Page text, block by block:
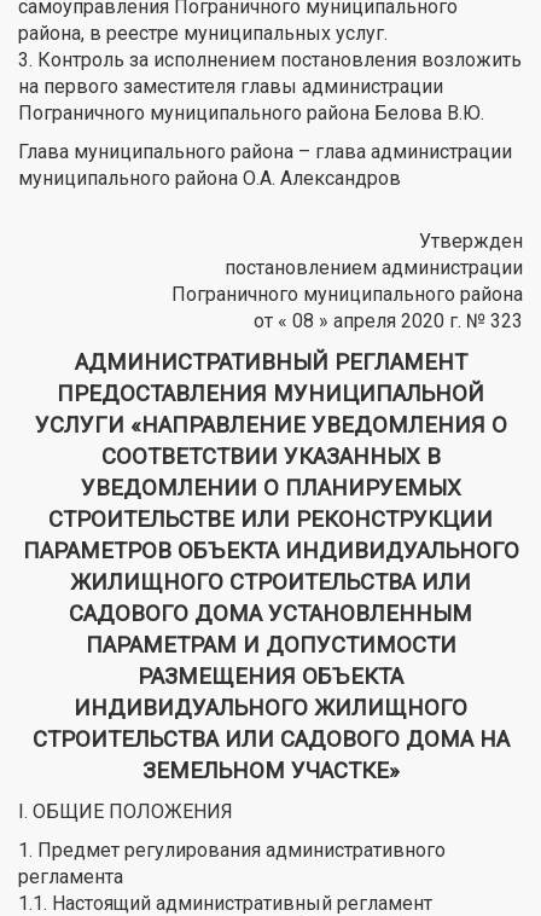
самоуправления Пограничного муниципального
района, в реестре муниципальных услуг.
3. Контроль за исполнением постановления возложить
на первого заместителя главы администрации
Пограничного муниципального района Белова В.Ю.
Глава муниципального района – глава администрации
муниципального района О.А. Александров
Утвержден
постановлением администрации
Пограничного муниципального района
от « 08 » апреля 2020 г. № 323
АДМИНИСТРАТИВНЫЙ РЕГЛАМЕНТ
ПРЕДОСТАВЛЕНИЯ МУНИЦИПАЛЬНОЙ
УСЛУГИ «НАПРАВЛЕНИЕ УВЕДОМЛЕНИЯ О
СООТВЕТСТВИИ УКАЗАННЫХ В
УВЕДОМЛЕНИИ О ПЛАНИРУЕМЫХ
СТРОИТЕЛЬСТВЕ ИЛИ РЕКОНСТРУКЦИИ
ПАРАМЕТРОВ ОБЪЕКТА ИНДИВИДУАЛЬНОГО
ЖИЛИЩНОГО СТРОИТЕЛЬСТВА ИЛИ
САДОВОГО ДОМА УСТАНОВЛЕННЫМ
ПАРАМЕТРАМ И ДОПУСТИМОСТИ
РАЗМЕЩЕНИЯ ОБЪЕКТА
ИНДИВИДУАЛЬНОГО ЖИЛИЩНОГО
СТРОИТЕЛЬСТВА ИЛИ САДОВОГО ДОМА НА
ЗЕМЕЛЬНОМ УЧАСТКЕ»
I. ОБЩИЕ ПОЛОЖЕНИЯ
1. Предмет регулирования административного
регламента
1.1. Настоящий административный регламент